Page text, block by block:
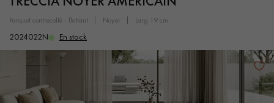
PARQUET MASSIF
PARQUET CONTRECOLLÉ -
SOL PLAQUÉ BOIS VERITABLES
PARQUET EN BOIS EXOTIQUE
parquet contrecollé - flottant noyer larg 19 cm
2024022N En stock